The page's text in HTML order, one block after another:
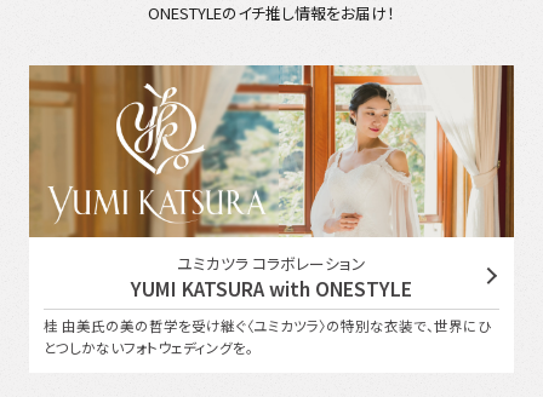
ONESTYLEのイチ推し情報をお届け！
ユミカツラ コラボレーション
YUMI KATSURA with ONESTYLE
桂 由美氏の美の哲学を受け継ぐ〈ユミカツラ〉の特別な衣装で、世界にひ
とつしかないフォトウェディングを。